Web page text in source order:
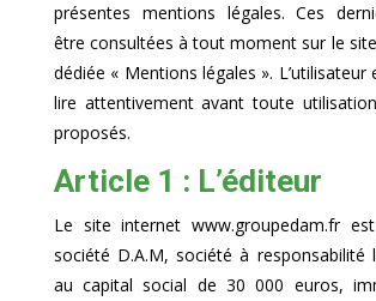
présentes mentions légales. Ces
être consultées à tout moment sur le
dédiée « Mentions légales ». L’utilisateur
lire attentivement avant toute
proposés.
Article 1 : L’éditeur
Le site internet www.groupedam.fr
société D.A.M, société à responsabilité
au capital social de 30 000 euros,